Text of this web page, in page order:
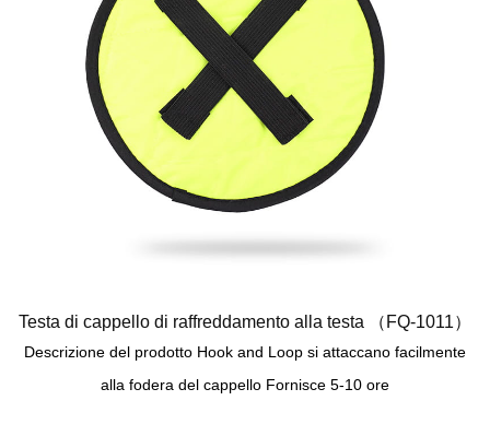
Testa di cappello di raffreddamento alla testa （FQ-1011）
Descrizione del prodotto Hook and Loop si attaccano facilmente
alla fodera del cappello Fornisce 5-10 ore